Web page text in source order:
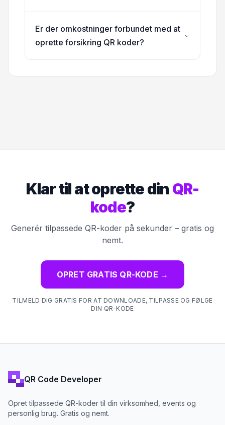
Er der omkostninger forbundet med at
oprette forsikring QR koder?
Klar til at oprette din QR-
kode?
Generér tilpassede QR-koder på sekunder – gratis og
nemt.
OPRET GRATIS QR-KODE →
TILMELD DIG GRATIS FOR AT DOWNLOADE, TILPASSE OG FØLGE
DIN QR-KODE
QR Code Developer
Opret tilpassede QR-koder til din virksomhed, events og
personlig brug. Gratis og nemt.